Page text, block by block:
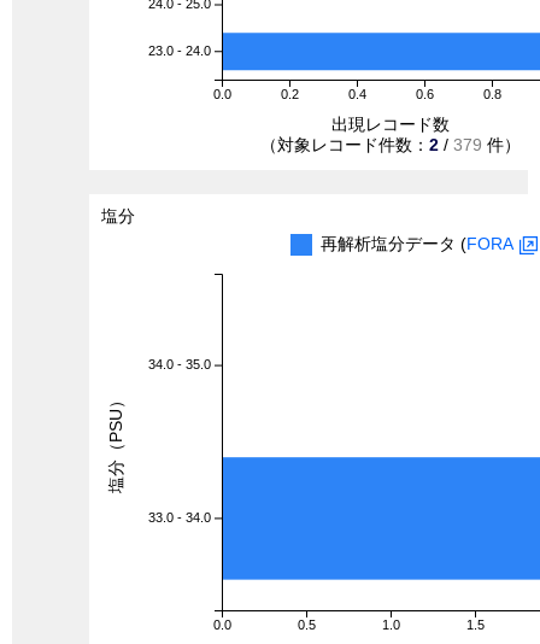
0.0 0.2 0.4 0.6 0.8
24.0 - 25.0
23.0 - 24.0
出現レコード数
（対象レコード件数： 2 / 379 件）
塩分
再解析塩分データ (FORA
0.0 0.5 1.0 1.5
34.0 - 35.0
33.0 - 34.0
塩分（PSU）